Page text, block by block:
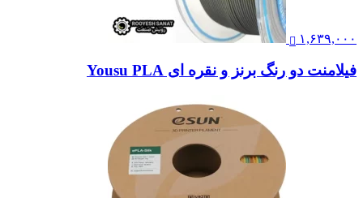
۱,۶۳۹,۰۰۰
فیلامنت دو رنگ برنز و نقره ای Yousu PLA